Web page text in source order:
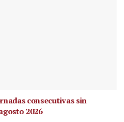
consecutivas sin
2026